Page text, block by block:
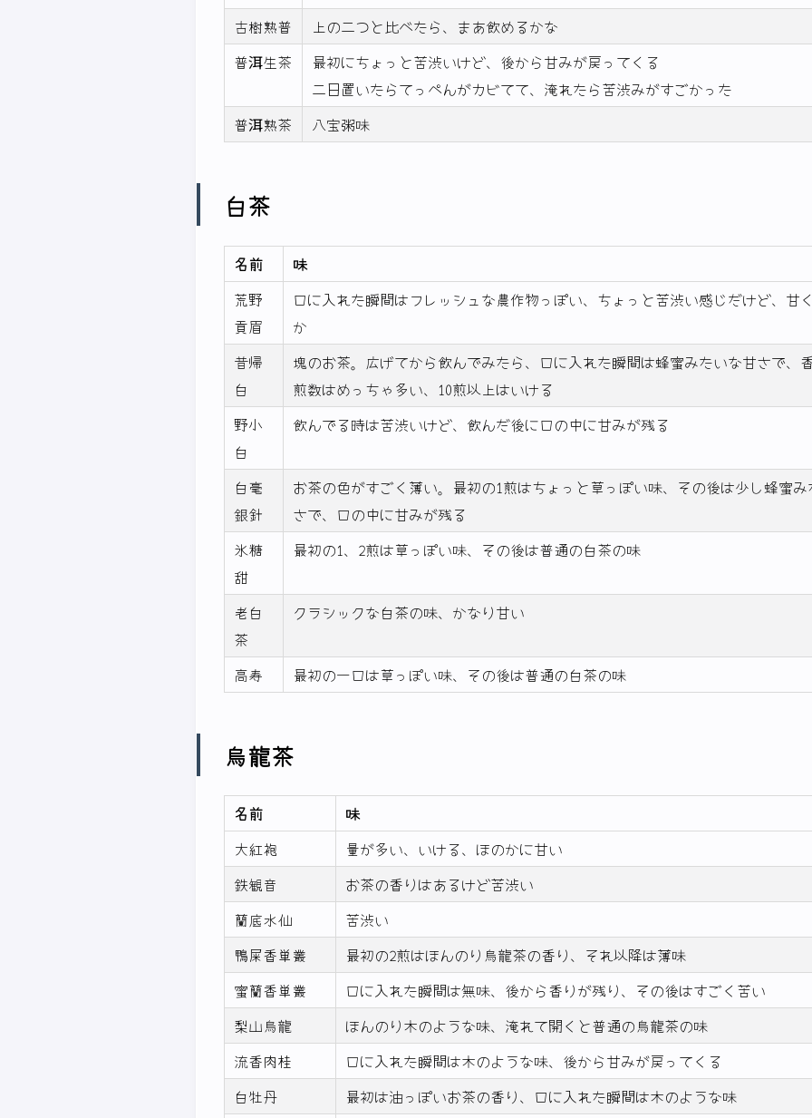
古樹熟普
上の二つと比べたら、まあ飲めるかな
普洱生茶
最初にちょっと苦渋いけど、後から甘みが戻ってくる
二日置いたらてっぺんがカビてて、淹れたら苦渋みがすごかった
普洱熟茶
八宝粥味
白茶
名前
味
荒野
貢眉
口に入れた瞬間はフレッシュな農作物っぽい、ちょっと苦渋い感じだけど、甘
か
昔帰
白
塊のお茶。広げてから飲んでみたら、口に入れた瞬間は蜂蜜みたいな甘さで、
煎数はめっちゃ多い、10煎以上はいける
野小
白
飲んでる時は苦渋いけど、飲んだ後に口の中に甘みが残る
白毫
銀針
お茶の色がすごく薄い。最初の1煎はちょっと草っぽい味、その後は少し蜂蜜
さで、口の中に甘みが残る
氷糖
甜
最初の1、2煎は草っぽい味、その後は普通の白茶の味
老白
茶
クラシックな白茶の味、かなり甘い
高寿 最初の一口は草っぽい味、その後は普通の白茶の味
烏龍茶
名前
味
大紅袍
量が多い、いける、ほのかに甘い
鉄観音
お茶の香りはあるけど苦渋い
蘭底水仙
苦渋い
鴨屎香単叢
最初の2煎はほんのり烏龍茶の香り、それ以降は薄味
蜜蘭香単叢
口に入れた瞬間は無味、後から香りが残り、その後はすごく苦い
梨山烏龍
ほんのり木のような味、淹れて開くと普通の烏龍茶の味
流香肉桂
口に入れた瞬間は木のような味、後から甘みが戻ってくる
白牡丹
最初は油っぽいお茶の香り、口に入れた瞬間は木のような味